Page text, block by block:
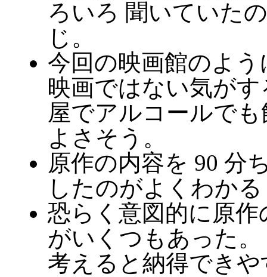
ろいろ 聞いていた
じ。
今回の映画館のよ
映画ではない気が
屋でアルコールで
よさそう。
原作の内容を 90 分
したのがよくわか
恐らく意図的に原
がいくつもあった
考えると納得でき